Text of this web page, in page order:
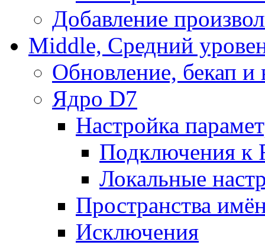
Добавление
Middle, Средний
Обновление, бекап и
Ядро D7
Настройка
Подключения к
Локальные
Пространства
Исключения